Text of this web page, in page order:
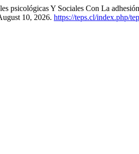
psicológicas Y Sociales Con La
10, 2026. https://teps.cl/index.php/